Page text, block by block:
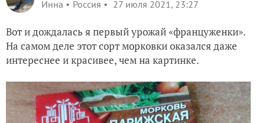
Инна
Россия 27 июля 2021, 23:27
Вот и дождалась я первый урожай «француженки».
На самом деле этот сорт морковки оказался даже
интереснее и красивее, чем на картинке.